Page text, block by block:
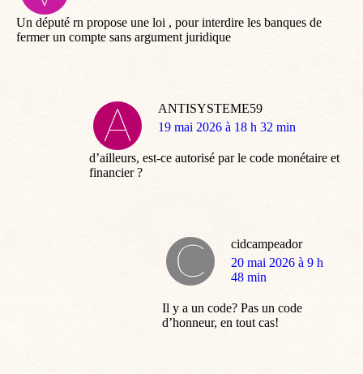
Un député rn propose une loi , pour interdire les banques de
fermer un compte sans argument juridique
ANTISYSTEME59
dit
19 mai 2026 à 18 h 32 min
d’ailleurs, est-ce autorisé par le code monétaire et
financier ?
cidcampeador
dit
:
20 mai 2026 à 9 h
48 min
Il y a un code? Pas un code
d’honneur, en tout cas!